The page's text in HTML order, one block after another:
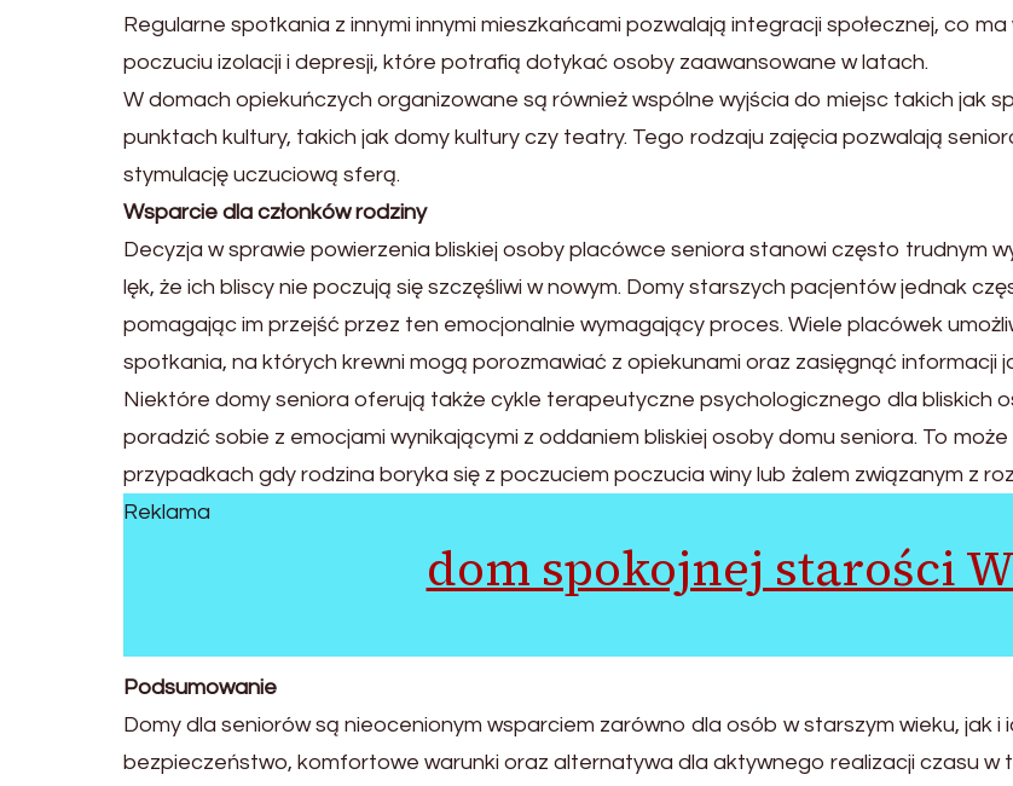
Regularne spotkania z innymi innymi mieszkańcami pozwalają integracji społecznej, co
poczuciu izolacji i depresji, które potrafią dotykać osoby zaawansowane w latach.
W domach opiekuńczych organizowane są również wspólne wyjścia do miejsc takich jak
punktach kultury, takich jak domy kultury czy teatry. Tego rodzaju zajęcia pozwalają
stymulację uczuciową sferą.
Wsparcie dla członków rodziny
Decyzja w sprawie powierzenia bliskiej osoby placówce seniora stanowi często trudnym
lęk, że ich bliscy nie poczują się szczęśliwi w nowym. Domy starszych pacjentów jednak
pomagając im przejść przez ten emocjonalnie wymagający proces. Wiele placówek
spotkania, na których krewni mogą porozmawiać z opiekunami oraz zasięgnąć informacji
Niektóre domy seniora oferują także cykle terapeutyczne psychologicznego dla bliskich
poradzić sobie z emocjami wynikającymi z oddaniem bliskiej osoby domu seniora. To
przypadkach gdy rodzina boryka się z poczuciem poczucia winy lub żalem związanym z
Reklama
dom spokojnej starości
Podsumowanie
Domy dla seniorów są nieocenionym wsparciem zarówno dla osób w starszym wieku, jak
bezpieczeństwo, komfortowe warunki oraz alternatywa dla aktywnego realizacji czasu w